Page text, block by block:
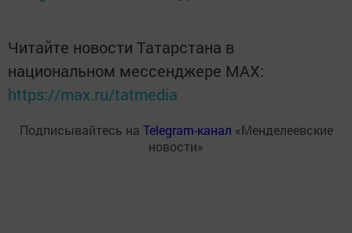
Читайте новости Татарстана в
национальном мессенджере MАХ:
https://max.ru/tatmedia
Подписывайтесь на Telegram-канал «Менделеевские
новости»